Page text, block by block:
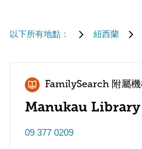
以下所有地點： 紐西蘭
FamilySearch 附屬機
Manukau Library
09 377 0209